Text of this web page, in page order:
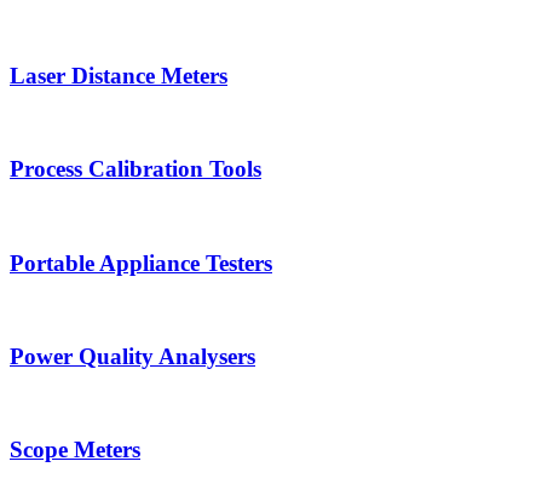
Laser Distance Meters
Process Calibration Tools
Portable Appliance Testers
Power Quality Analysers
Scope Meters